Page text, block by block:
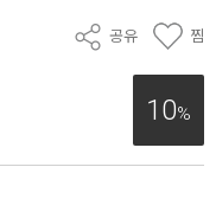
공유 찜
10%